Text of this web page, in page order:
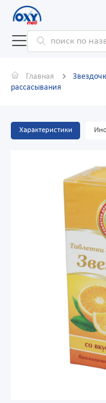
Главная
рассасывания
Характеристики